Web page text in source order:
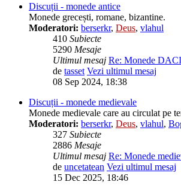
Discuții - monede antice
Monede grecești, romane, bizantine.
Moderatori: berserkr, Deus, vlahul
410 Subiecte
5290 Mesaje
Ultimul mesaj Re: Monede
de tasset Vezi ultimul mesaj
08 Sep 2024, 18:38
Discuții - monede medievale
Monede medievale care au circulat pe
Moderatori: berserkr, Deus, vlahul,
327 Subiecte
2886 Mesaje
Ultimul mesaj Re: Monede
de uncetatean Vezi ultimul mesaj
15 Dec 2025, 18:46